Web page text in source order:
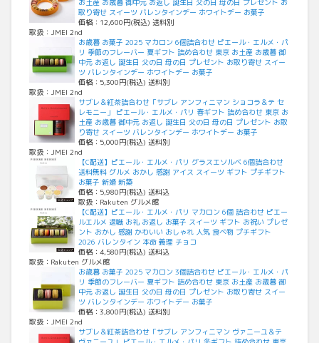
お土産 お歳暮 御中元 お返し 誕生日 父の日 母の日 プレゼント お
取り寄せ スイーツ バレンタインデー ホワイトデー お菓子
価格：12,600円(税込) 送料別
取扱：JMEI 2nd
お歳暮 お菓子 2025 マカロン 6個詰合わせ ピエール・エルメ・パ
リ 季節のフレーバー 夏ギフト 詰め合わせ 東京 お土産 お歳暮 御
中元 お返し 誕生日 父の日 母の日 プレゼント お取り寄せ スイー
ツ バレンタインデー ホワイトデー お菓子
価格：5,300円(税込) 送料別
取扱：JMEI 2nd
サブレ＆紅茶詰合わせ「サブレ アンフィニマン ショコラ＆テ セ
レモニー」 ピエール・エルメ・パリ 春ギフト 詰め合わせ 東京 お
土産 お歳暮 御中元 お返し 誕生日 父の日 母の日 プレゼント お取
り寄せ スイーツ バレンタインデー ホワイトデー お菓子
価格：5,000円(税込) 送料別
取扱：JMEI 2nd
【C配送】ピエール・エルメ・パリ グラスエソルベ 6個詰合わせ
送料無料 グルメ おかし 感謝 アイス スイーツ ギフト プチギフト
お菓子 新婚 新築
価格：5,980円(税込) 送料込
取扱：Rakuten グルメ館
【C配送】ピエール・エルメ・パリ マカロン 6個 詰合わせ ピエー
ルエルメ 退職 お礼 お返し お菓子 スイーツ ギフト お祝い プレゼ
ント おかし 感謝 かわいい おしゃれ 人気 食べ物 プチギフト
2026 バレンタイン 本命 義理 チョコ
価格：4,580円(税込) 送料込
取扱：Rakuten グルメ館
お歳暮 お菓子 2025 マカロン 3個詰合わせ ピエール・エルメ・パ
リ 季節のフレーバー 夏ギフト 詰め合わせ 東京 お土産 お歳暮 御
中元 お返し 誕生日 父の日 母の日 プレゼント お取り寄せ スイー
ツ バレンタインデー ホワイトデー お菓子
価格：3,800円(税込) 送料別
取扱：JMEI 2nd
サブレ＆紅茶詰合わせ「サブレ アンフィニマン ヴァニーユ＆テ